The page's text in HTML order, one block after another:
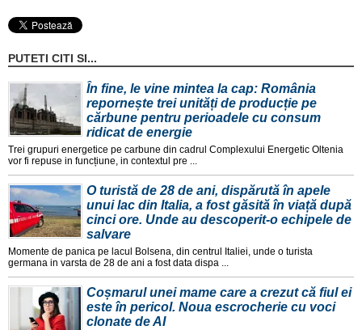
PUTETI CITI SI...
În fine, le vine mintea la cap: România
repornește trei unități de producție pe
cărbune pentru perioadele cu consum
ridicat de energie
Trei grupuri energetice pe carbune din cadrul Complexului Energetic Oltenia
vor fi repuse in funcțiune, in contextul pre ...
O turistă de 28 de ani, dispărută în apele
unui lac din Italia, a fost găsită în viață după
cinci ore. Unde au descoperit-o echipele de
salvare
Momente de panica pe lacul Bolsena, din centrul Italiei, unde o turista
germana in varsta de 28 de ani a fost data dispa ...
Coșmarul unei mame care a crezut că fiul ei
este în pericol. Noua escrocherie cu voci
clonate de AI